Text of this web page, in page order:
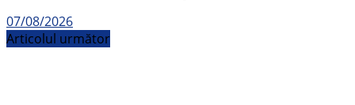
07/08/2026
Articolul următor